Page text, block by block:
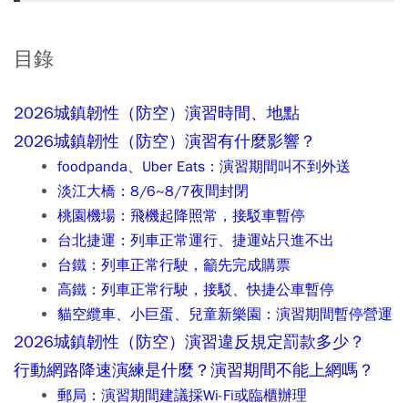
目錄
2026城鎮韌性（防空）演習時間、地點
2026城鎮韌性（防空）演習有什麼影響？
foodpanda、Uber Eats：演習期間叫不到外送
淡江大橋：8/6~8/7夜間封閉
桃園機場：飛機起降照常，接駁車暫停
台北捷運：列車正常運行、捷運站只進不出
台鐵：列車正常行駛，籲先完成購票
高鐵：列車正常行駛，接駁、快捷公車暫停
貓空纜車、小巨蛋、兒童新樂園：演習期間暫停營運
2026城鎮韌性（防空）演習違反規定罰款多少？
行動網路降速演練是什麼？演習期間不能上網嗎？
郵局：演習期間建議採Wi-Fi或臨櫃辦理